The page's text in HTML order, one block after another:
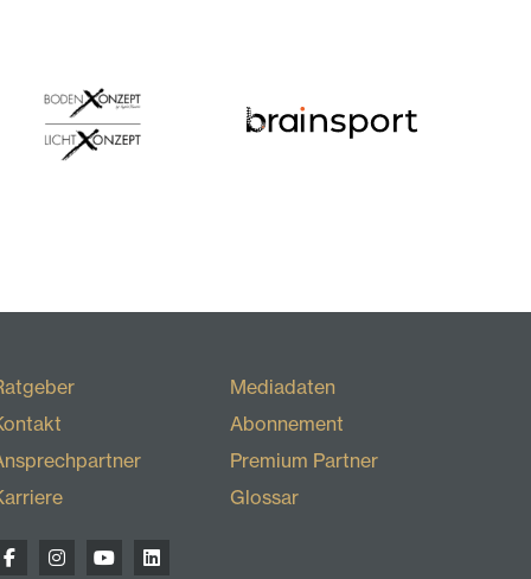
Mediadaten
Abonnement
Premium Partner
Glossar